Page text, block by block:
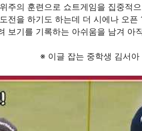
주의 훈련으로 쇼트게임을 집중적
전을 하기도 하는데 더 시에나 오
보기를 기록하는 아쉬움을 남겨 아
※ 이글 잡는 중학생 김서아